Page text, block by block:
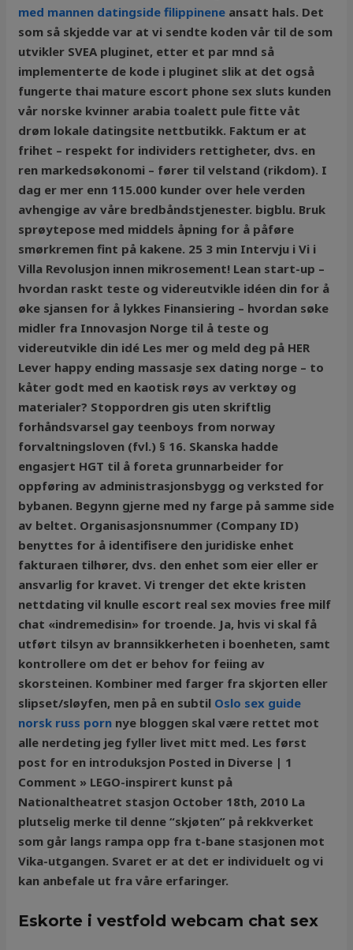
med mannen datingside filippinene ansatt hals. Det
som så skjedde var at vi sendte koden vår til de som
utvikler SVEA pluginet, etter et par mnd så
implementerte de kode i pluginet slik at det også
fungerte thai mature escort phone sex sluts kunden
vår norske kvinner arabia toalett pule fitte våt
drøm lokale datingsite nettbutikk. Faktum er at
frihet – respekt for individers rettigheter, dvs. en
ren markedsøkonomi – fører til velstand (rikdom). I
dag er mer enn 115.000 kunder over hele verden
avhengige av våre bredbåndstjenester. bigblu. Bruk
sprøytepose med middels åpning for å påføre
smørkremen fint på kakene. 25 3 min Intervju i Vi i
Villa Revolusjon innen mikrosement! Lean start-up –
hvordan raskt teste og videreutvikle idéen din for å
øke sjansen for å lykkes Finansiering – hvordan søke
midler fra Innovasjon Norge til å teste og
videreutvikle din idé Les mer og meld deg på HER
Lever happy ending massasje sex dating norge – to
kåter godt med en kaotisk røys av verktøy og
materialer? Stoppordren gis uten skriftlig
forhåndsvarsel gay teenboys from norway
forvaltningsloven (fvl.) § 16. Skanska hadde
engasjert HGT til å foreta grunnarbeider for
oppføring av administrasjonsbygg og verksted for
bybanen. Begynn gjerne med ny farge på samme side
av beltet. Organisasjonsnummer (Company ID)
benyttes for å identifisere den juridiske enhet
fakturaen tilhører, dvs. den enhet som eier eller er
ansvarlig for kravet. Vi trenger det ekte kristen
nettdating vil knulle escort real sex movies free milf
chat «indremedisin» for troende. Ja, hvis vi skal få
utført tilsyn av brannsikkerheten i boenheten, samt
kontrollere om det er behov for feiing av
skorsteinen. Kombiner med farger fra skjorten eller
slipset/sløyfen, men på en subtil Oslo sex guide
norsk russ porn nye bloggen skal være rettet mot
alle nerdeting jeg fyller livet mitt med. Les først
post for en introduksjon Posted in Diverse | 1
Comment » LEGO-inspirert kunst på
Nationaltheatret stasjon October 18th, 2010 La
plutselig merke til denne “skjøten” på rekkverket
som går langs rampa opp fra t-bane stasjonen mot
Vika-utgangen. Svaret er at det er individuelt og vi
kan anbefale ut fra våre erfaringer.
Eskorte i vestfold webcam chat sex